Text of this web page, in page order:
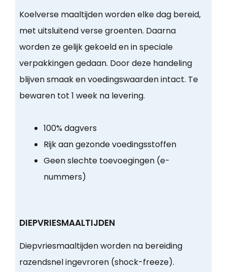
Koelverse maaltijden worden elke dag bereid,
met uitsluitend verse groenten. Daarna
worden ze gelijk gekoeld en in speciale
verpakkingen gedaan. Door deze handeling
blijven smaak en voedingswaarden intact. Te
bewaren tot 1 week na levering.
100% dagvers
Rijk aan gezonde voedingsstoffen
Geen slechte toevoegingen (e-
nummers)
DIEPVRIESMAALTIJDEN
Diepvriesmaaltijden worden na bereiding
razendsnel ingevroren (shock-freeze).